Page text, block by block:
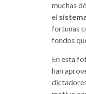
muchas
el
fortunas
fondos
En esta
han